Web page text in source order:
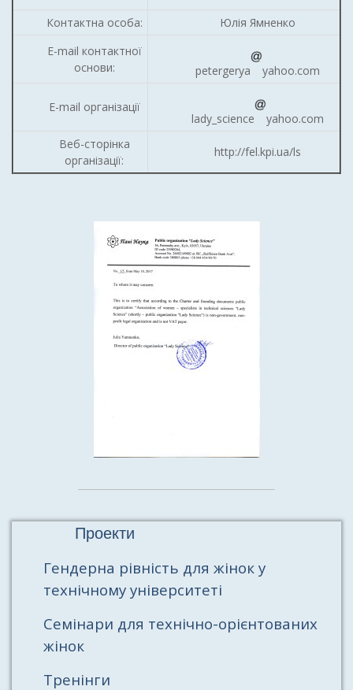
Контактна особа:
Юлія Ямненко
E-mail контактної
основи:
petergerya yahoo.com
E-mail організації
lady_science
yahoo.com
Веб-сторінка
організації:
http://fel.kpi.ua/ls
Проекти
Гендерна рівність для жінок у
технічному університеті
Семінари для технічно-орієнтованих
жінок
Тренінги